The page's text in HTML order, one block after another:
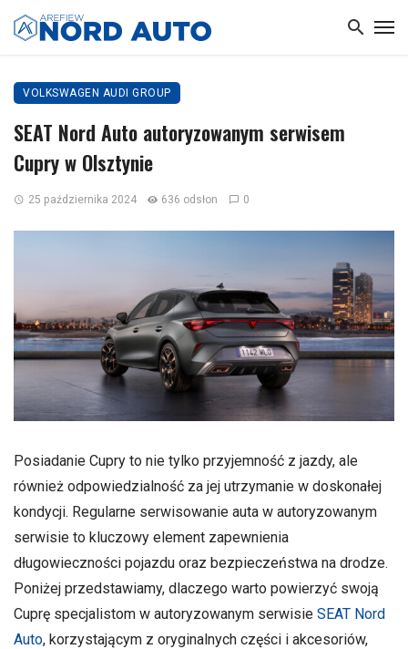
VOLKSWAGEN AUDI GROUP
SEAT Nord Auto autoryzowanym serwisem
Cupry w Olsztynie
25 października 2024 636 odsłon 0
Posiadanie Cupry to nie tylko przyjemność z jazdy, ale
również odpowiedzialność za jej utrzymanie w doskonałej
kondycji. Regularne serwisowanie auta w autoryzowanym
serwisie to kluczowy element zapewnienia
długowieczności pojazdu oraz bezpieczeństwa na drodze.
Poniżej przedstawiamy, dlaczego warto powierzyć swoją
Cuprę specjalistom w autoryzowanym serwisie SEAT Nord
Auto, korzystającym z oryginalnych części i akcesoriów,